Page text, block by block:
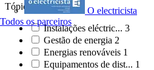
O electricista
Todos os parceiros
Tópicos
Instalações eléctric... 3
Gestão de energia 2
Energias renováveis 1
Equipamentos de dist... 1